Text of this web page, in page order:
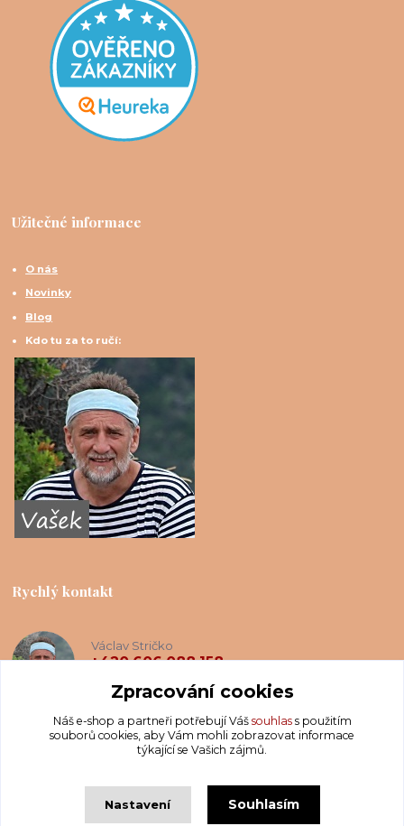
Užitečné informace
O nás
Novinky
Blog
Kdo tu za to ručí:
Rychlý kontakt
Václav Stričko
+420 606 088 158
info@krakatis.cz
Zpracování cookies
Náš e-shop a partneři potřebují Váš souhlass použitím
souborů cookies, aby Vám mohli zobrazovat informace
týkající se Vašich zájmů.
Nastavení Souhlasím